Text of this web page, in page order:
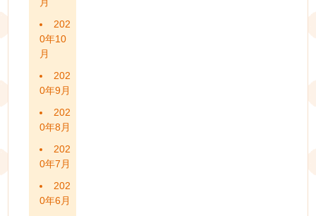
月
202
0年10
月
202
0年9月
202
0年8月
202
0年7月
202
0年6月